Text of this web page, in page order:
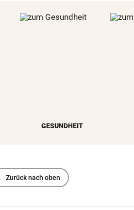
GESUNDHEIT
Zurück nach oben